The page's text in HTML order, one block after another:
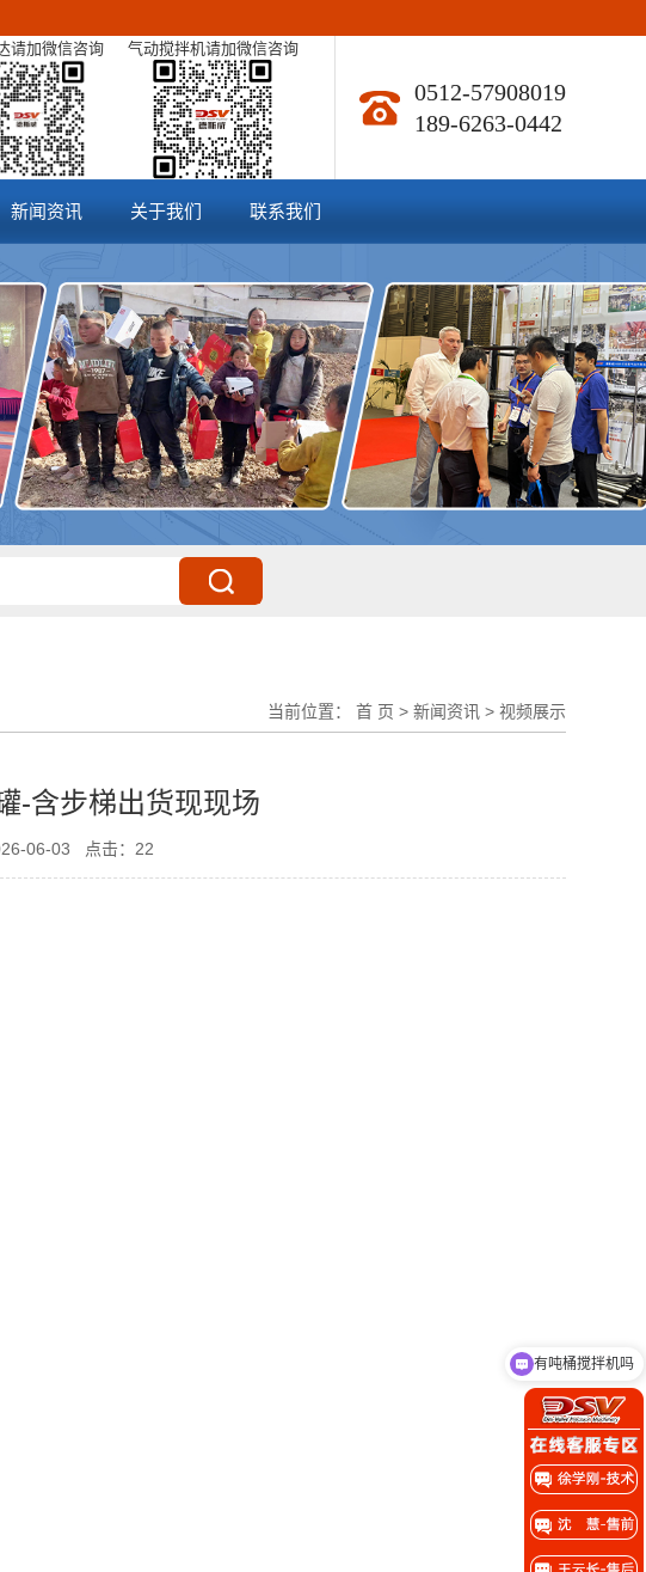
请加微信咨询 气动搅拌机请加微信咨询
0512-57908019
189-6263-0442
新闻资讯 关于我们 联系我们
当前位置： 首 页 > 新闻资讯 > 视频展示
-含步梯出货现现场
06-03 点击： 22
有吨桶搅拌机吗